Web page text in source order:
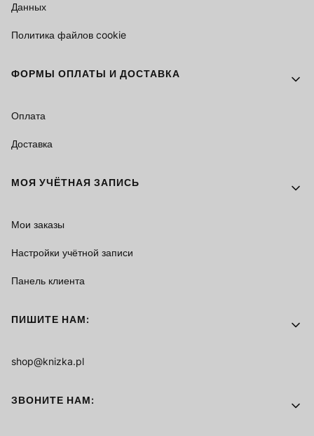
Данных
Политика файлов cookie
ФОРМЫ ОПЛАТЫ И ДОСТАВКА
Оплата
Доставка
МОЯ УЧЁТНАЯ ЗАПИСЬ
Мои заказы
Настройки учётной записи
Панель клиента
ПИШИТЕ НАМ:
shop@knizka.pl
ЗВОНИТЕ НАМ: